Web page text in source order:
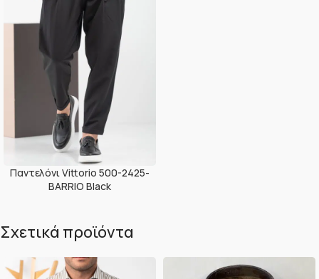
Παντελόνι Vittorio 500-2425-
BARRIO Black
Σχετικά προϊόντα